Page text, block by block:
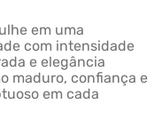
em uma
com intensidade
e elegância
maduro, confiança e
em cada